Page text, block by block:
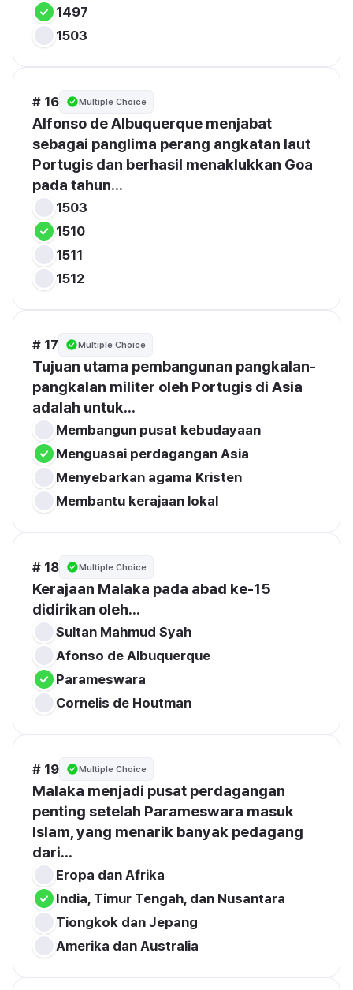
1497
1503
# 16 Multiple Choice
Alfonso de Albuquerque menjabat
sebagai panglima perang angkatan laut
Portugis dan berhasil menaklukkan Goa
pada tahun...
1503
1510
1511
1512
# 17 Multiple Choice
Tujuan utama pembangunan pangkalan-
pangkalan militer oleh Portugis di Asia
adalah untuk...
Membangun pusat kebudayaan
Menguasai perdagangan Asia
Menyebarkan agama Kristen
Membantu kerajaan lokal
# 18 Multiple Choice
Kerajaan Malaka pada abad ke-15
didirikan oleh...
Sultan Mahmud Syah
Afonso de Albuquerque
Parameswara
Cornelis de Houtman
# 19 Multiple Choice
Malaka menjadi pusat perdagangan
penting setelah Parameswara masuk
Islam, yang menarik banyak pedagang
dari...
Eropa dan Afrika
India, Timur Tengah, dan Nusantara
Tiongkok dan Jepang
Amerika dan Australia